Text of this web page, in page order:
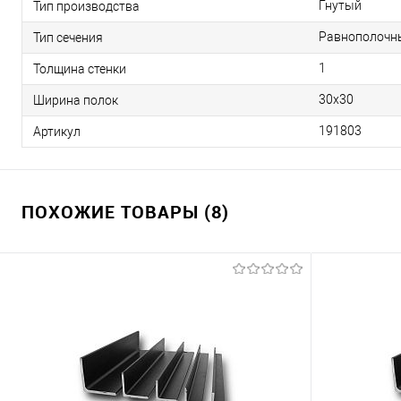
Тип производства Гнутый
Тип сечения
Толщина стенки 1
Ширина полок 30х30
Артикул 191803
ПОХОЖИЕ ТОВАРЫ (8)